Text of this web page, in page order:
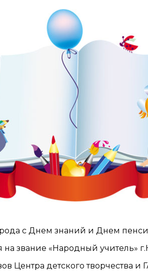
с Днем знаний и Днем
звание «Народный учитель»
Центра детского творчества и